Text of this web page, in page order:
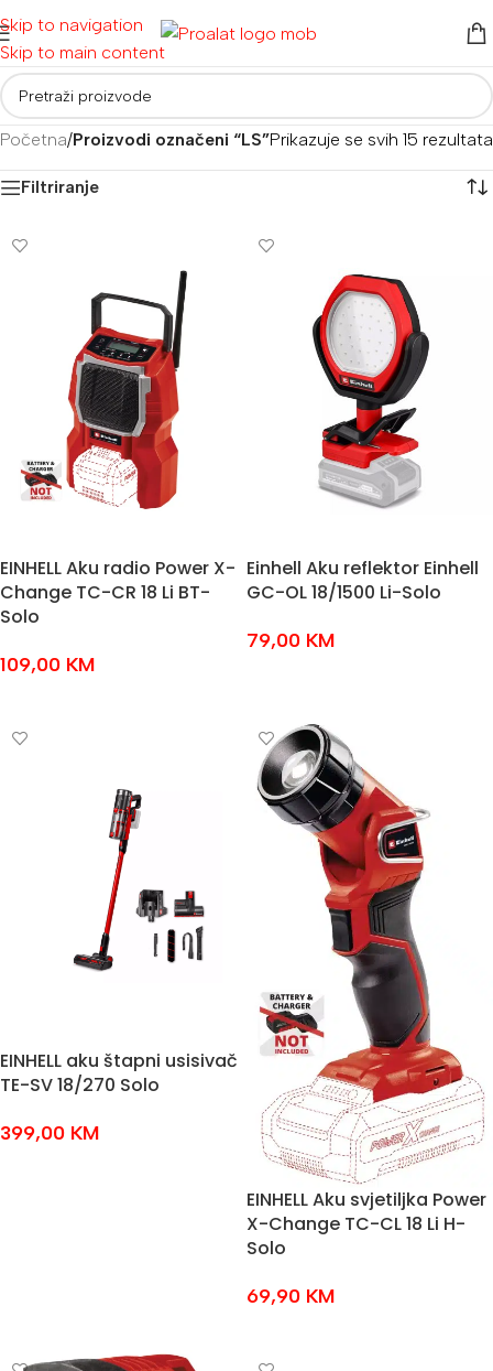
Skip to navigation
Skip to main content
Početna/Proizvodi označeni “LS”Prikazuje se svih 15 rezultata
Filtriranje
EINHELL Aku radio Power X-
Change TC-CR 18 Li BT-
Solo
109,00 KM
Einhell Aku reflektor Einhell
GC-OL 18/1500 Li-Solo
79,00 KM
EINHELL aku štapni usisivač
TE-SV 18/270 Solo
399,00 KM
EINHELL Aku svjetiljka Power
X-Change TC-CL 18 Li H-
Solo
69,90 KM